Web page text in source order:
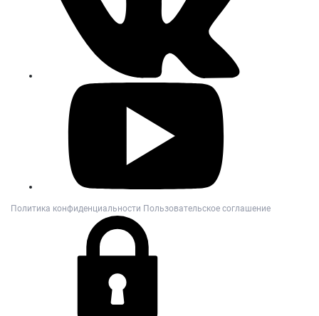
Политика конфиденциальности Пользовательское соглашение